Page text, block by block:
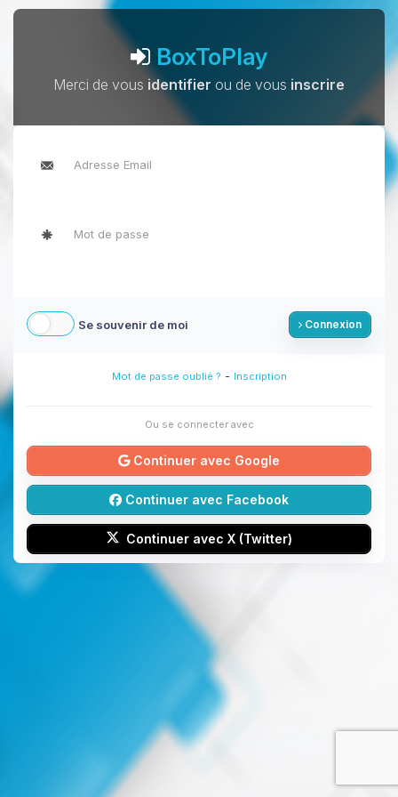
BoxToPlay
Merci de vous identifier ou de vous inscrire
Se souvenir de moi Connexion
Mot de passe oublié ? - Inscription
Ou se connecter avec
Continuer avec Google
Continuer avec Facebook
Continuer avec X (Twitter)